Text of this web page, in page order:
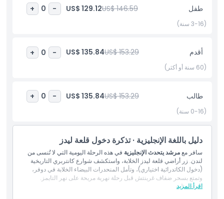
لأفق لندن الشهير. هذه الجولة مثالية لمن يبحثون عن الثقافة والتاريخ
أبرز المعالم
ما يجب معرفته
الموقع
كيفية الوصول إلى هناك
كيفية الاسترداد
طفل US$ 146.59
US$ 129.12
-
0
+
(3-16 سنة)
أقدم US$ 153.29
US$ 135.84
-
0
+
(60 سنة أو أكثر)
طالب US$ 153.29
US$ 135.84
-
0
+
(0-16 سنة)
دليل باللغة الإنجليزية · تذكرة دخول قلعة ليدز
سافر معمرشد يتحدث الإنجليزية في هذه الرحلة اليومية التي لا تُنسى من
لندن. زر أراضي قلعة ليدز الخلابة، واستكشف شوارع كانتربري التاريخية
(دخول الكاتدرائية اختياري)، وتأمل المنحدرات البيضاء الخلابة في دوفر،
وتمتع بسحر ضفاف غرينتش قبل رحلة نهرية مريحة على نهر التايمز.
اقرأ المزيد
المتضمنات